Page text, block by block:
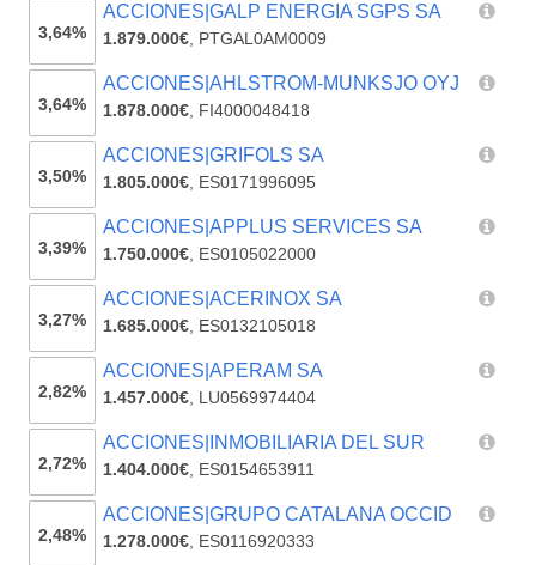
3,64%
ACCIONES|GALP ENERGIA SGPS SA
1.879.000€, PTGAL0AM0009
3,64%
ACCIONES|AHLSTROM-MUNKSJO OYJ
1.878.000€, FI4000048418
3,50%
ACCIONES|GRIFOLS SA
1.805.000€, ES0171996095
3,39%
ACCIONES|APPLUS SERVICES SA
1.750.000€, ES0105022000
3,27%
ACCIONES|ACERINOX SA
1.685.000€, ES0132105018
2,82%
ACCIONES|APERAM SA
1.457.000€, LU0569974404
2,72%
ACCIONES|INMOBILIARIA DEL SUR
1.404.000€, ES0154653911
2,48%
ACCIONES|GRUPO CATALANA OCCID
1.278.000€, ES0116920333